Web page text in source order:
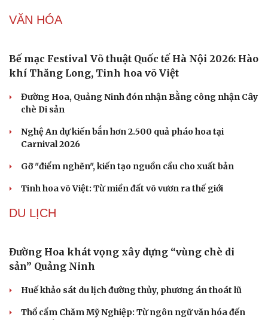
Kho đạn dược và tên lửa chủ lực của Mỹ
Tham vọng robot hóa quân đội, Ukraine đau đầu với
Đức tăng tốc chương trình UAV chiến đấu thông qua hợp
tác với Rolls-Royce
VĂN HÓA
Bế mạc Festival Võ thuật Quốc tế Hà Nội 2026: Hào
Nghệ An dự kiến bắn hơn 2.500 quả pháo hoa tại
Carnival 2026
Gỡ "điểm nghẽn", kiến tạo nguồn cầu cho xuất bản
Tinh hoa võ Việt: Từ miền đất võ vươn ra thế giới